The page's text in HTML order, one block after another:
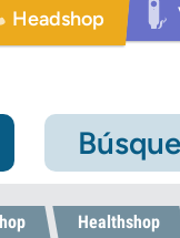
Headshop
Healthshop